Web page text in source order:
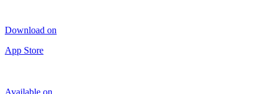
Download on
App Store